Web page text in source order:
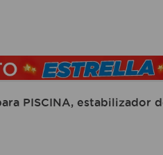
PISCINA, estabilizador
TÉRMINOS MÁS BUSCADOS
1.
lamparas
2.
ducha